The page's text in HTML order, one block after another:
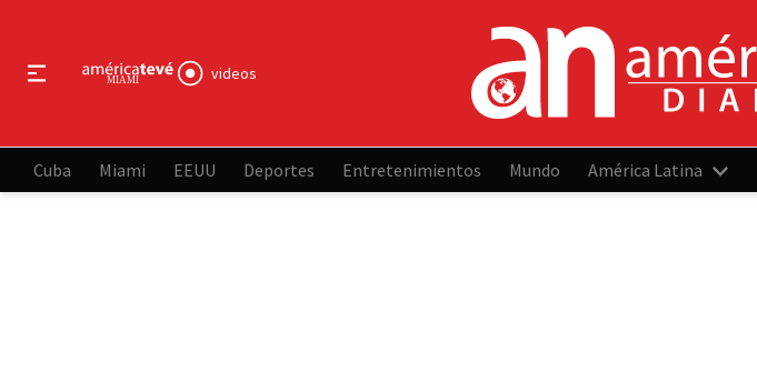
videos
Cuba Miami EEUU Deportes Entretenimientos Mundo América Latina